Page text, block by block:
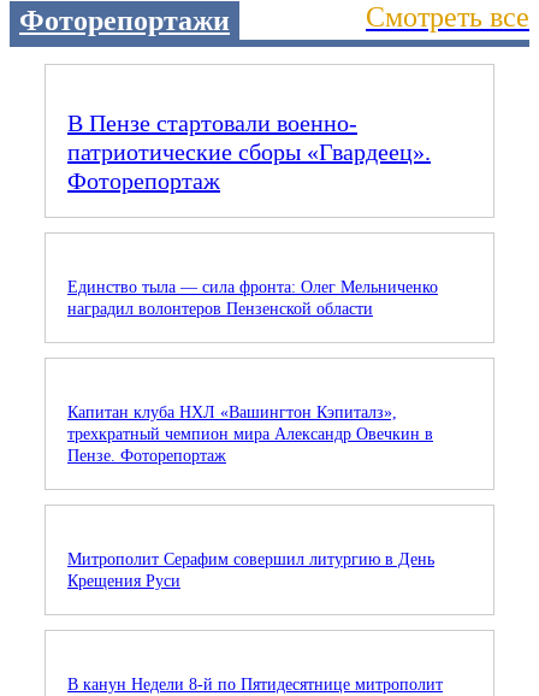
Фоторепортажи Смотреть все
В Пензе стартовали военно-
патриотические сборы «Гвардеец».
Фоторепортаж
Единство тыла — сила фронта: Олег Мельниченко
наградил волонтеров Пензенской области
Капитан клуба НХЛ «Вашингтон Кэпиталз»,
трехкратный чемпион мира Александр Овечкин в
Пензе. Фоторепортаж
Митрополит Серафим совершил литургию в День
Крещения Руси
В канун Недели 8-й по Пятидесятнице митрополит